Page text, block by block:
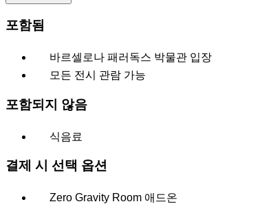
포함됨
바르셀로나 패러독스 박물관 입장
모든 전시 관람 가능
포함되지 않음
식음료
결제 시 선택 옵션
Zero Gravity Room 애드온